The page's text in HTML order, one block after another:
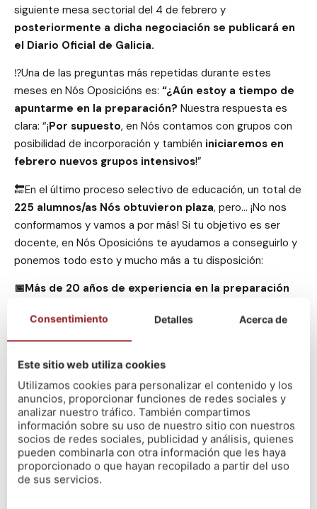
siguiente mesa sectorial del 4 de febrero y
posteriormente a dicha negociación se publicará en
el Diario Oficial de Galicia.
⁉️Una de las preguntas más repetidas durante estes
meses en Nós Oposicións es: “¿Aún estoy a tiempo de
apuntarme en la preparación? Nuestra respuesta es
clara: “¡Por supuesto, en Nós contamos con grupos con
posibilidad de incorporación y también iniciaremos en
febrero nuevos grupos intensivos!”
🔚En el último proceso selectivo de educación, un total de
225 alumnos/as Nós obtuvieron plaza, pero… ¡No nos
conformamos y vamos a por más! Si tu objetivo es ser
docente, en Nós Oposicións te ayudamos a conseguirlo y
ponemos todo esto y mucho más a tu disposición:
📅Más de 20 años de experiencia en la preparación
👩‍🏫Un equipo docente con solvencia y amplia
experiencia en la preparación de todas las pruebas
de oposición.
resultados conseguidos por alumnado Nós año tras
año.
🗺️Una formación flexible donde poder seguir la
preparación presencialmente o a distancia desde
cualquier parte del mundo.
✅Y para que compruebes en primera persona todos
Consentimiento Detalles Acerca de
Este sitio web utiliza cookies
Utilizamos cookies para personalizar el contenido y los
anuncios, proporcionar funciones de redes sociales y
analizar nuestro tráfico. También compartimos
información sobre su uso de nuestro sitio con nuestros
socios de redes sociales, publicidad y análisis, quienes
pueden combinarla con otra información que les haya
proporcionado o que hayan recopilado a partir del uso
de sus servicios.